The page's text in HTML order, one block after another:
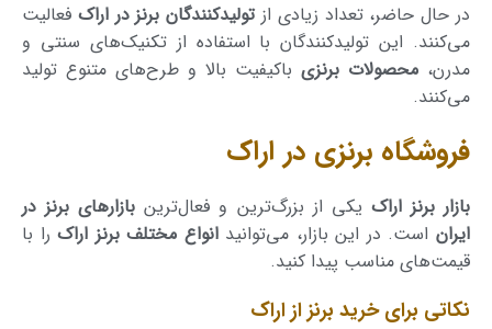
در حال حاضر، تعداد زیادی از تولیدکنندگان برنز در اراک فعالیت
می‌کنند. این تولیدکنندگان با استفاده از تکنیک‌های سنتی و
مدرن، محصولات برنزیبا‌کیفیت بالا و طرح‌های متنوع تولید
می‌کنند.
فروشگاه برنزی در اراک
بازار برنز اراک یکی از بزرگ‌ترین و فعال‌ترین بازارهای برنز در
ایراناست. در این بازار، می‌توانیدانواع مختلف برنز اراکرا با
قیمت‌های مناسب پیدا کنید.
نکاتی برای خرید برنز از اراک